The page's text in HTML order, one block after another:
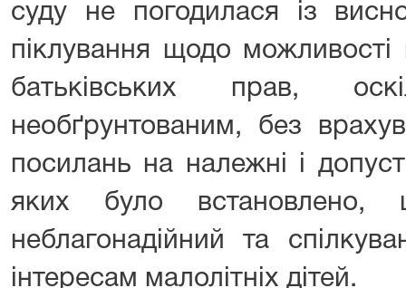
суду не погодилася із
піклування щодо
батьківських прав,
необґрунтованим, без
посилань на належні і
яких було
неблагонадійний та
інтересам малолітніх дітей.